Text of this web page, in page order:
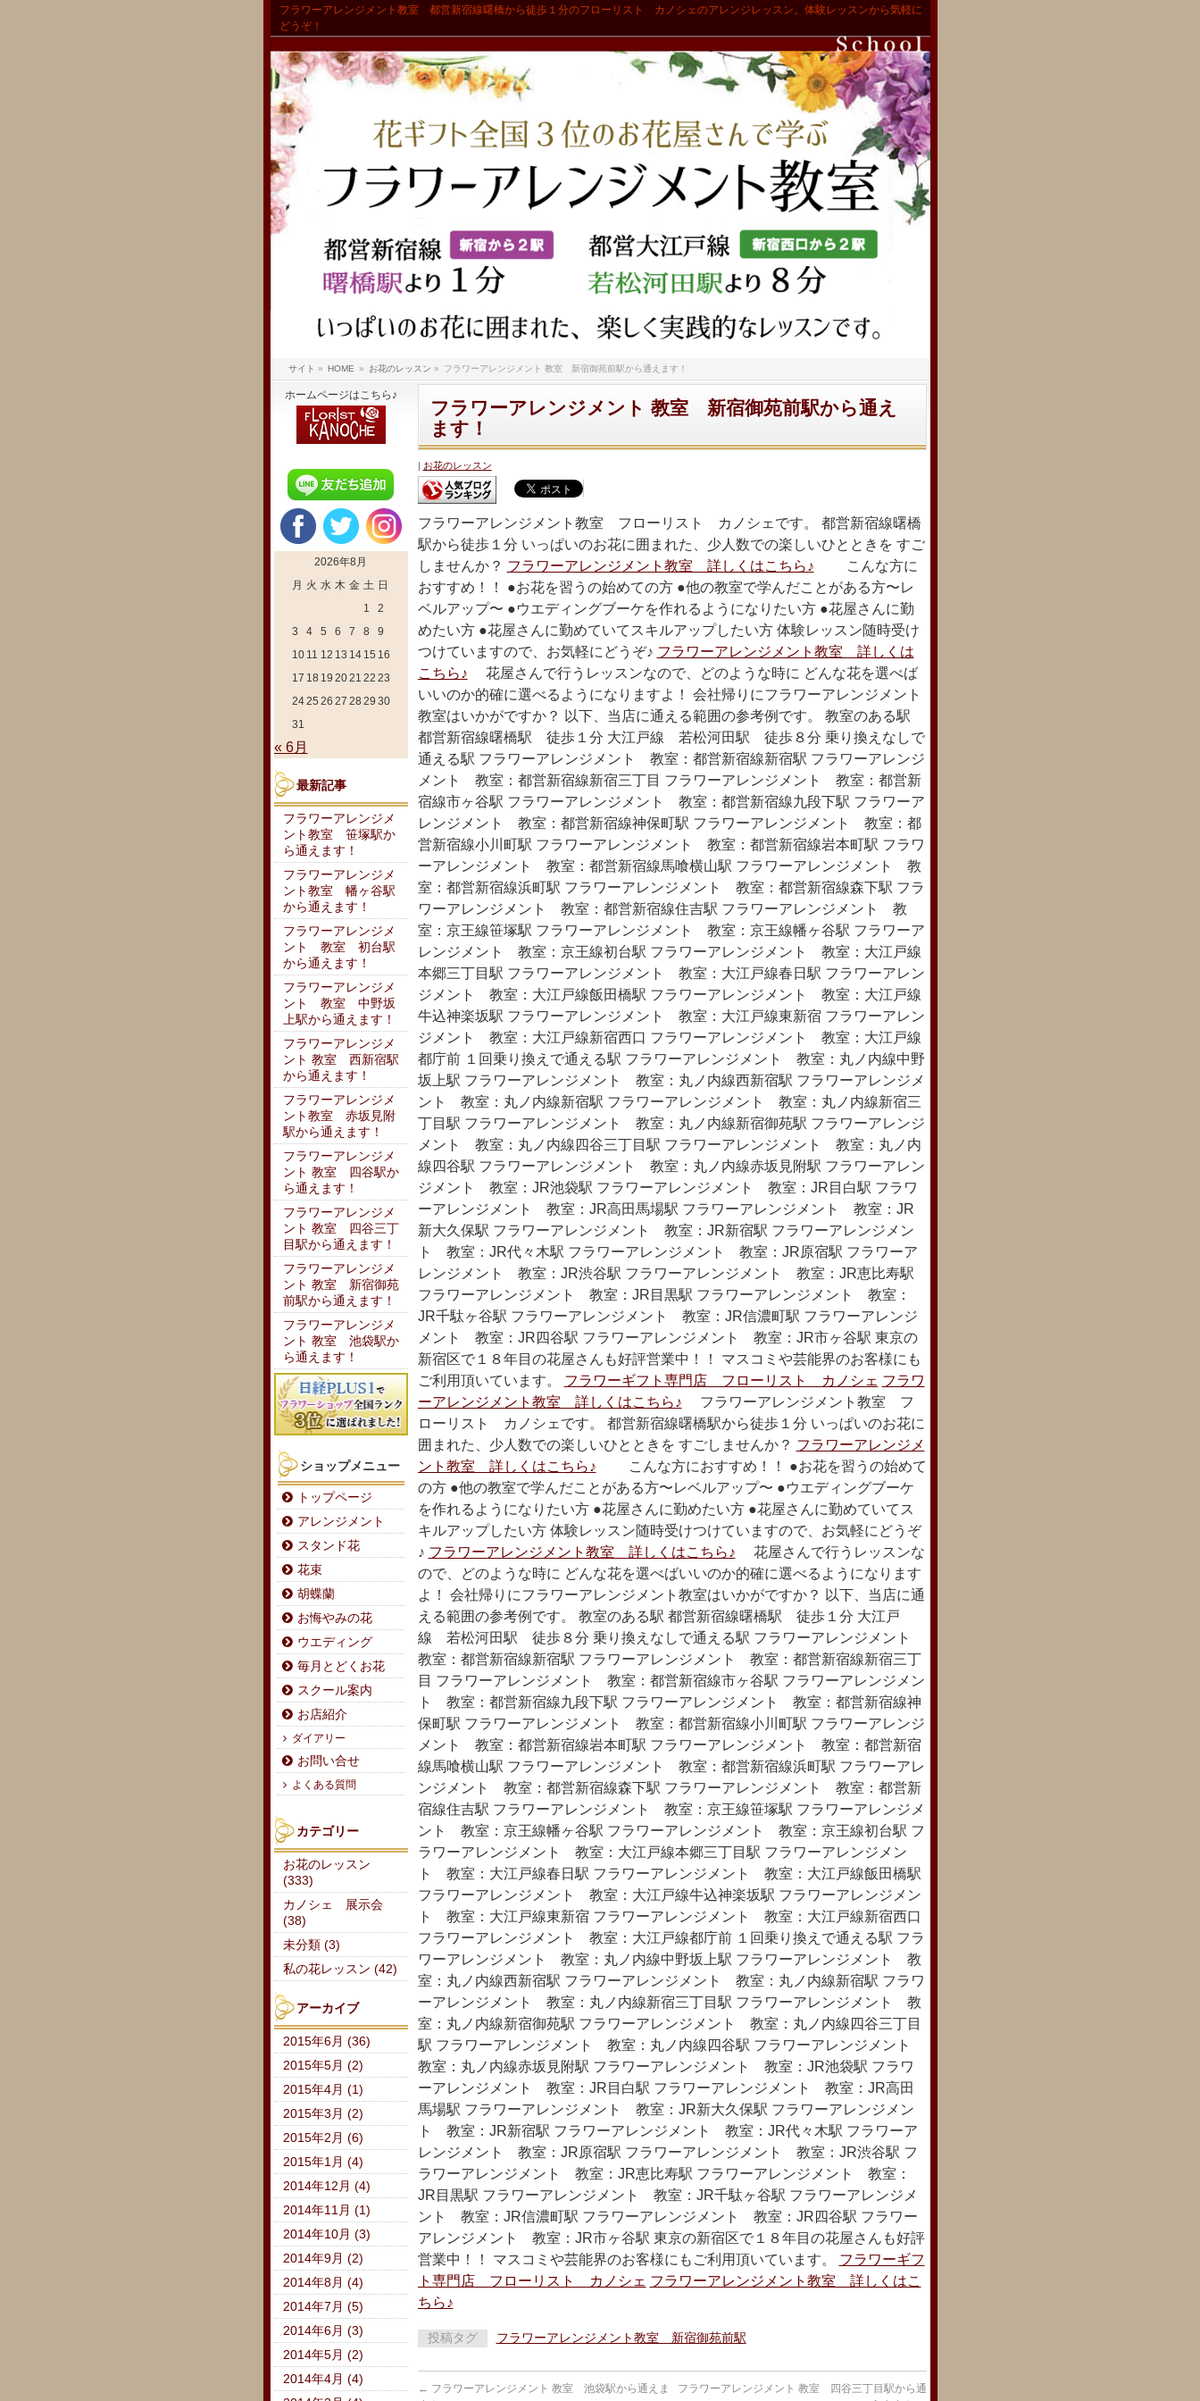
フラワーアレンジメント教室 都営新宿線曙橋から徒歩１分のフローリスト カノシェのアレンジレッスン。体験レッスンから気軽に
どうぞ！
サイト » HOME » お花のレッスン » フラワーアレンジメント 教室 新宿御苑前駅から通えます！
フラワーアレンジメント 教室 新宿御苑前駅から通え
ます！
お花のレッスン
フラワーアレンジメント教室 フローリスト カノシェです。 都営新宿線曙橋
駅から徒歩１分 いっぱいのお花に囲まれた、少人数での楽しいひとときを すご
しませんか？ フラワーアレンジメント教室 詳しくはこちら♪ こんな方に
おすすめ！！ ●お花を習うの始めての方 ●他の教室で学んだことがある方〜レ
ベルアップ〜 ●ウエディングブーケを作れるようになりたい方 ●花屋さんに勤
めたい方 ●花屋さんに勤めていてスキルアップしたい方 体験レッスン随時受け
つけていますので、お気軽にどうぞ♪ フラワーアレンジメント教室 詳しくは
こちら♪ 花屋さんで行うレッスンなので、どのような時に どんな花を選べば
いいのか的確に選べるようになりますよ！ 会社帰りにフラワーアレンジメント
教室はいかがですか？ 以下、当店に通える範囲の参考例です。 教室のある駅
都営新宿線曙橋駅 徒歩１分 大江戸線 若松河田駅 徒歩８分 乗り換えなしで
通える駅 フラワーアレンジメント 教室：都営新宿線新宿駅 フラワーアレンジ
メント 教室：都営新宿線新宿三丁目 フラワーアレンジメント 教室：都営新
宿線市ヶ谷駅 フラワーアレンジメント 教室：都営新宿線九段下駅 フラワーア
レンジメント 教室：都営新宿線神保町駅 フラワーアレンジメント 教室：都
営新宿線小川町駅 フラワーアレンジメント 教室：都営新宿線岩本町駅 フラワ
ーアレンジメント 教室：都営新宿線馬喰横山駅 フラワーアレンジメント 教
室：都営新宿線浜町駅 フラワーアレンジメント 教室：都営新宿線森下駅 フラ
ワーアレンジメント 教室：都営新宿線住吉駅 フラワーアレンジメント 教
室：京王線笹塚駅 フラワーアレンジメント 教室：京王線幡ヶ谷駅 フラワーア
レンジメント 教室：京王線初台駅 フラワーアレンジメント 教室：大江戸線
本郷三丁目駅 フラワーアレンジメント 教室：大江戸線春日駅 フラワーアレン
ジメント 教室：大江戸線飯田橋駅 フラワーアレンジメント 教室：大江戸線
牛込神楽坂駅 フラワーアレンジメント 教室：大江戸線東新宿 フラワーアレン
ジメント 教室：大江戸線新宿西口 フラワーアレンジメント 教室：大江戸線
都庁前 １回乗り換えで通える駅 フラワーアレンジメント 教室：丸ノ内線中野
坂上駅 フラワーアレンジメント 教室：丸ノ内線西新宿駅 フラワーアレンジメ
ント 教室：丸ノ内線新宿駅 フラワーアレンジメント 教室：丸ノ内線新宿三
丁目駅 フラワーアレンジメント 教室：丸ノ内線新宿御苑駅 フラワーアレンジ
メント 教室：丸ノ内線四谷三丁目駅 フラワーアレンジメント 教室：丸ノ内
線四谷駅 フラワーアレンジメント 教室：丸ノ内線赤坂見附駅 フラワーアレン
ジメント 教室：JR池袋駅 フラワーアレンジメント 教室：JR目白駅 フラワ
ーアレンジメント 教室：JR高田馬場駅 フラワーアレンジメント 教室：JR
新大久保駅 フラワーアレンジメント 教室：JR新宿駅 フラワーアレンジメン
ト 教室：JR代々木駅 フラワーアレンジメント 教室：JR原宿駅 フラワーア
レンジメント 教室：JR渋谷駅 フラワーアレンジメント 教室：JR恵比寿駅
フラワーアレンジメント 教室：JR目黒駅 フラワーアレンジメント 教室：
JR千駄ヶ谷駅 フラワーアレンジメント 教室：JR信濃町駅 フラワーアレンジ
メント 教室：JR四谷駅 フラワーアレンジメント 教室：JR市ヶ谷駅 東京の
新宿区で１８年目の花屋さんも好評営業中！！ マスコミや芸能界のお客様にも
ご利用頂いています。 フラワーギフト専門店 フローリスト カノシェ フラワ
ーアレンジメント教室 詳しくはこちら♪ フラワーアレンジメント教室 フ
ローリスト カノシェです。 都営新宿線曙橋駅から徒歩１分 いっぱいのお花に
囲まれた、少人数での楽しいひとときを すごしませんか？ フラワーアレンジメ
ント教室 詳しくはこちら♪ こんな方におすすめ！！ ●お花を習うの始めて
の方 ●他の教室で学んだことがある方〜レベルアップ〜 ●ウエディングブーケ
を作れるようになりたい方 ●花屋さんに勤めたい方 ●花屋さんに勤めていてス
キルアップしたい方 体験レッスン随時受けつけていますので、お気軽にどうぞ
♪ フラワーアレンジメント教室 詳しくはこちら♪ 花屋さんで行うレッスンな
ので、どのような時に どんな花を選べばいいのか的確に選べるようになります
よ！ 会社帰りにフラワーアレンジメント教室はいかがですか？ 以下、当店に通
える範囲の参考例です。 教室のある駅 都営新宿線曙橋駅 徒歩１分 大江戸
線 若松河田駅 徒歩８分 乗り換えなしで通える駅 フラワーアレンジメント
教室：都営新宿線新宿駅 フラワーアレンジメント 教室：都営新宿線新宿三丁
目 フラワーアレンジメント 教室：都営新宿線市ヶ谷駅 フラワーアレンジメン
ト 教室：都営新宿線九段下駅 フラワーアレンジメント 教室：都営新宿線神
保町駅 フラワーアレンジメント 教室：都営新宿線小川町駅 フラワーアレンジ
メント 教室：都営新宿線岩本町駅 フラワーアレンジメント 教室：都営新宿
線馬喰横山駅 フラワーアレンジメント 教室：都営新宿線浜町駅 フラワーアレ
ンジメント 教室：都営新宿線森下駅 フラワーアレンジメント 教室：都営新
宿線住吉駅 フラワーアレンジメント 教室：京王線笹塚駅 フラワーアレンジメ
ント 教室：京王線幡ヶ谷駅 フラワーアレンジメント 教室：京王線初台駅 フ
ラワーアレンジメント 教室：大江戸線本郷三丁目駅 フラワーアレンジメン
ト 教室：大江戸線春日駅 フラワーアレンジメント 教室：大江戸線飯田橋駅
フラワーアレンジメント 教室：大江戸線牛込神楽坂駅 フラワーアレンジメン
ト 教室：大江戸線東新宿 フラワーアレンジメント 教室：大江戸線新宿西口
フラワーアレンジメント 教室：大江戸線都庁前 １回乗り換えで通える駅 フラ
ワーアレンジメント 教室：丸ノ内線中野坂上駅 フラワーアレンジメント 教
室：丸ノ内線西新宿駅 フラワーアレンジメント 教室：丸ノ内線新宿駅 フラワ
ーアレンジメント 教室：丸ノ内線新宿三丁目駅 フラワーアレンジメント 教
室：丸ノ内線新宿御苑駅 フラワーアレンジメント 教室：丸ノ内線四谷三丁目
駅 フラワーアレンジメント 教室：丸ノ内線四谷駅 フラワーアレンジメント
教室：丸ノ内線赤坂見附駅 フラワーアレンジメント 教室：JR池袋駅 フラワ
ーアレンジメント 教室：JR目白駅 フラワーアレンジメント 教室：JR高田
馬場駅 フラワーアレンジメント 教室：JR新大久保駅 フラワーアレンジメン
ト 教室：JR新宿駅 フラワーアレンジメント 教室：JR代々木駅 フラワーア
レンジメント 教室：JR原宿駅 フラワーアレンジメント 教室：JR渋谷駅 フ
ラワーアレンジメント 教室：JR恵比寿駅 フラワーアレンジメント 教室：
JR目黒駅 フラワーアレンジメント 教室：JR千駄ヶ谷駅 フラワーアレンジメ
ント 教室：JR信濃町駅 フラワーアレンジメント 教室：JR四谷駅 フラワー
アレンジメント 教室：JR市ヶ谷駅 東京の新宿区で１８年目の花屋さんも好評
営業中！！ マスコミや芸能界のお客様にもご利用頂いています。 フラワーギフ
ト専門店 フローリスト カノシェ フラワーアレンジメント教室 詳しくはこ
ちら♪
投稿タグ フラワーアレンジメント教室 新宿御苑前駅
← フラワーアレンジメント 教室 池袋駅から通えま
フラワーアレンジメント 教室 四谷三丁目駅から通
ホームページはこちら♪
2026年8月
月 火 水 木 金 土 日
1
2
3
4 5 6 7 8
9
10 11 12 13 14 15 16
17 18 19 2021 22 23
2425 26 27 28 29 30
31
« 6月
最新記事
フラワーアレンジメ
ント教室 笹塚駅か
ら通えます！
フラワーアレンジメ
ント教室 幡ヶ谷駅
から通えます！
フラワーアレンジメ
ント 教室 初台駅
から通えます！
フラワーアレンジメ
ント 教室 中野坂
上駅から通えます！
フラワーアレンジメ
ント 教室 西新宿駅
から通えます！
フラワーアレンジメ
ント教室 赤坂見附
駅から通えます！
フラワーアレンジメ
ント 教室 四谷駅か
ら通えます！
フラワーアレンジメ
ント 教室 四谷三丁
目駅から通えます！
フラワーアレンジメ
ント 教室 新宿御苑
前駅から通えます！
フラワーアレンジメ
ント 教室 池袋駅か
ら通えます！
ショップメニュー
トップページ
アレンジメント
スタンド花
花束
胡蝶蘭
お悔やみの花
ウエディング
毎月とどくお花
スクール案内
お店紹介
ダイアリー
お問い合せ
よくある質問
カテゴリー
お花のレッスン
(333)
カノシェ 展示会
(38)
未分類 (3)
私の花レッスン (42)
アーカイブ
2015年6月 (36)
2015年5月 (2)
2015年4月 (1)
2015年3月 (2)
2015年2月 (6)
2015年1月 (4)
2014年12月 (4)
2014年11月 (1)
2014年10月 (3)
2014年9月 (2)
2014年8月 (4)
2014年7月 (5)
2014年6月 (3)
2014年5月 (2)
2014年4月 (4)